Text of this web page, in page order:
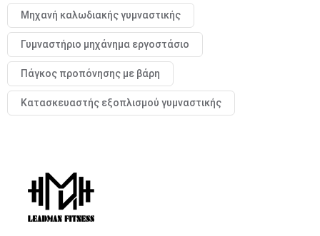
Μηχανή καλωδιακής γυμναστικής
Γυμναστήριο μηχάνημα εργοστάσιο
Πάγκος προπόνησης με βάρη
Κατασκευαστής εξοπλισμού γυμναστικής